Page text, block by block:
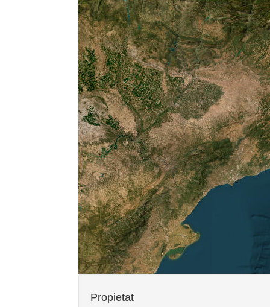
Propietat